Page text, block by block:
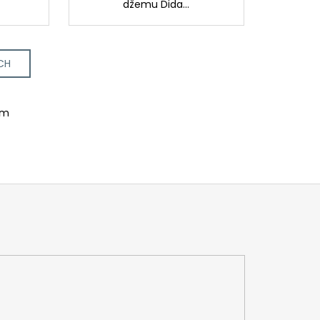
džemu Dida...